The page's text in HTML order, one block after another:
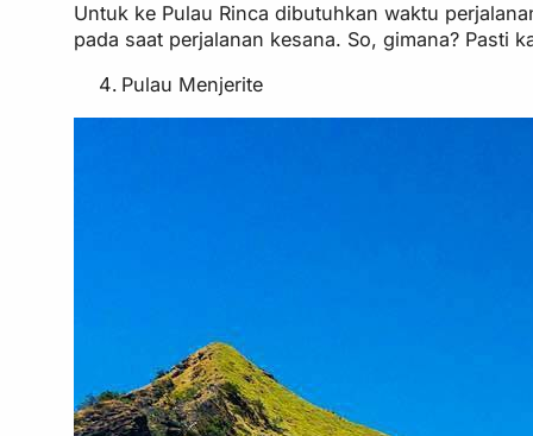
Untuk ke Pulau Rinca dibutuhkan waktu
pada saat perjalanan kesana. So, gimana?
Pulau Menjerite